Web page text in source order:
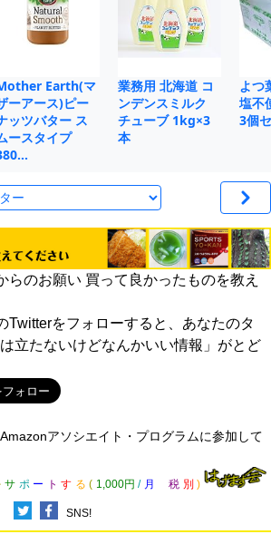
Earth(マ
ーアース)ピー
ッツバター ス
ースタイプ
業務用 北海道 コ
ンデンスミルク
チューブ 1kg×3
本
よつ
塩不
3個
らのお願い 買って良かったものを教え
Twitterをフォローすると、あなたのタ
立たないけどなんかいい情報」がとど
アソシエイト・プログラムに参加して
サ ポ ー ト す る ( 1,000円 / 月 税 別 )
SNS!